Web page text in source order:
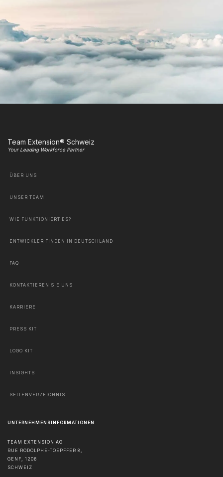
Team Extension® Schweiz
Your Leading Workforce Partner
ÜBER UNS
UNSER TEAM
WIE FUNKTIONIERT ES?
ENTWICKLER FINDEN IN DEUTSCHLAND
FAQ
KONTAKTIEREN SIE UNS
KARRIERE
PRESS KIT
LOGO KIT
INSIGHTS
SEITENVERZEICHNIS
UNTERNEHMENSINFORMATIONEN
TEAM EXTENSION AG
RUE RODOLPHE-TOEPFFER 8,
GENF, 1206
SCHWEIZ